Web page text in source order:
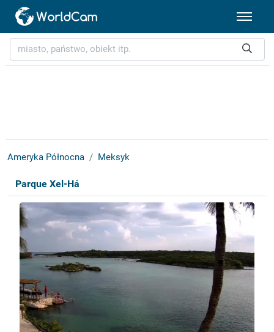
Ameryka Północna Meksyk
Parque Xel-Há